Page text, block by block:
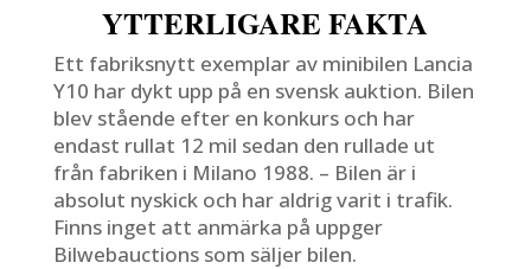
YTTERLIGARE FAKTA
Ett fabriksnytt exemplar av minibilen Lancia
Y10 har dykt upp på en svensk auktion. Bilen
blev stående efter en konkurs och har
endast rullat 12 mil sedan den rullade ut
från fabriken i Milano 1988. – Bilen är i
absolut nyskick och har aldrig varit i trafik.
Finns inget att anmärka på uppger
Bilwebauctions som säljer bilen.